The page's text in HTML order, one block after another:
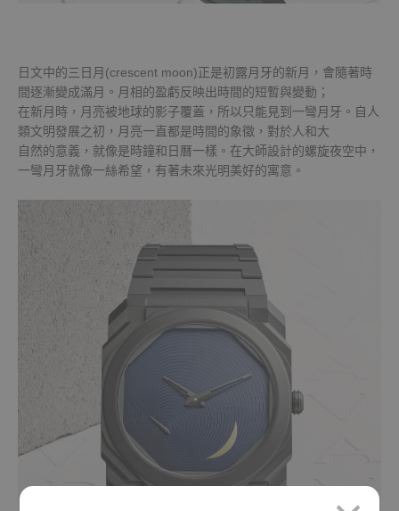
日文中的三日月(crescent moon)正是初露月牙的新月，會隨著時
間逐漸變成滿月。月相的盈虧反映出時間的短暫與變動；
在新月時，月亮被地球的影子覆蓋，所以只能見到一彎月牙。自人
類文明發展之初，月亮一直都是時間的象徵，對於人和大
自然的意義，就像是時鐘和日曆一樣。在大師設計的螺旋夜空中，
一彎月牙就像一絲希望，有著未來光明美好的寓意。